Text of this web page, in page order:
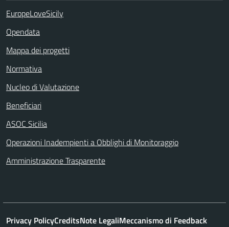
EuropeLoveSicily
Opendata
Mappa dei progetti
Normativa
Nucleo di Valutazione
Beneficiari
ASOC Sicilia
Operazioni Inadempienti a Obblighi di Monitoraggio
Amministrazione Trasparente
Privacy PolicyCreditsNote LegaliMeccanismo di Feedback